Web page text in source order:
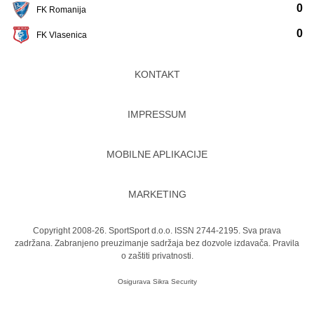
FK Romanija
FK Vlasenica
0
0
KONTAKT
IMPRESSUM
MOBILNE APLIKACIJE
MARKETING
Copyright 2008-26. SportSport d.o.o. ISSN 2744-2195. Sva prava
zadržana. Zabranjeno preuzimanje sadržaja bez dozvole izdavača. Pravila
o zaštiti privatnosti.
Osigurava Sikra Security